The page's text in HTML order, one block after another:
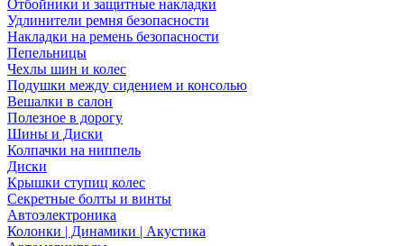
Отбойники и защитные накладки
Удлинители ремня безопасности
Накладки на ремень безопасности
Пепельницы
Чехлы шин и колес
Подушки между сидением и консолью
Вешалки в салон
Полезное в дорогу
Шины и Диски
Колпачки на ниппель
Диски
Крышки ступиц колес
Секретные болты и винты
Автоэлектроника
Колонки | Динамики | Акустика